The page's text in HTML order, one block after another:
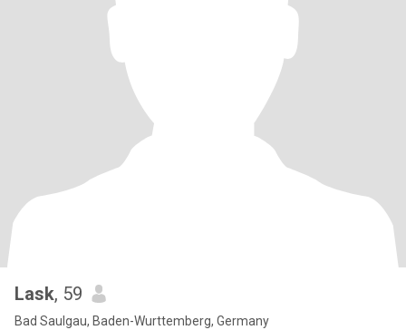
Lask, 59
Bad Saulgau, Baden-Wurttemberg, Germany